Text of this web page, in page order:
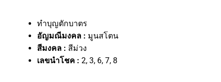
ทำบุญตักบาตร
อัญมณีมงคล : มูนสโตน
สีมงคล : สีม่วง
เลขนำโชค : 2, 3, 6, 7, 8